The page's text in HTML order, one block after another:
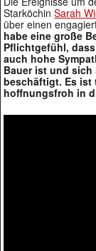
StarköchinSarah
über einen
habe eine große
Pflichtgefühl,
auch hohe
Bauer ist und
beschäftigt. Es ist
hoffnungsfroh in